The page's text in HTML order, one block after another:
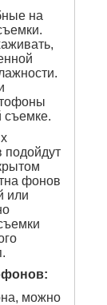
на
съемке.
фонов
или
можно